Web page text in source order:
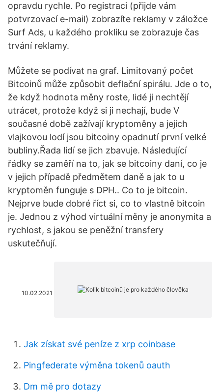
opravdu rychle. Po registraci (přijde vám
potvrzovací e-mail) zobrazíte reklamy v záložce
Surf Ads, u každého prokliku se zobrazuje čas
trvání reklamy.
Můžete se podívat na graf. Limitovaný počet
Bitcoinů může způsobit deflační spirálu. Jde o to,
že když hodnota měny roste, lidé ji nechtějí
utrácet, protože když si ji nechají, bude V
současné době zažívají kryptoměny a jejich
vlajkovou lodí jsou bitcoiny opadnutí první velké
bubliny.Řada lidí se jich zbavuje. Následující
řádky se zaměří na to, jak se bitcoiny daní, co je
v jejich případě předmětem daně a jak to u
kryptoměn funguje s DPH.. Co to je bitcoin.
Nejprve bude dobré říct si, co to vlastně bitcoin
je. Jednou z výhod virtuální měny je anonymita a
rychlost, s jakou se peněžní transfery
uskutečňují.
10.02.2021
Jak získat své peníze z xrp coinbase
Pingfederate výměna tokenů oauth
Dm mě pro dotazy